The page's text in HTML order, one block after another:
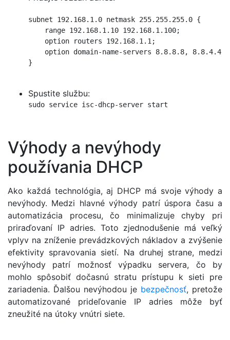
subnet 192.168.1.0 netmask 255.255.255.0 {
    range 192.168.1.10 192.168.1.100;
    option routers 192.168.1.1;
    option domain-name-servers 8.8.8.8, 8.8.4.4;
}
Spustite službu:
sudo service isc-dhcp-server start
Výhody a nevýhody
používania DHCP
Ako každá technológia, aj DHCP má svoje výhody a
nevýhody. Medzi hlavné výhody patrí úspora času a
automatizácia procesu, čo minimalizuje chyby pri
priraďovaní IP adries. Toto zjednodušenie má veľký
vplyv na zníženie prevádzkových nákladov a zvýšenie
efektivity spravovania sietí. Na druhej strane, medzi
nevýhody patrí možnosť výpadku servera, čo by
mohlo spôsobiť dočasnú stratu prístupu k sieti pre
zariadenia. Ďalšou nevýhodou je bezpečnosť, pretože
automatizované prideľovanie IP adries môže byť
zneužité na útoky vnútri siete.